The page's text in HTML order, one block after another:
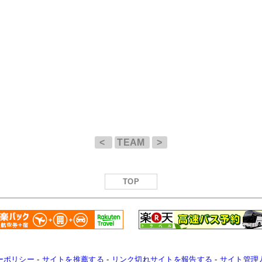
< TEAM >
TOP
ポリシー - サイトを推薦する - リンク切れサイトを報告する - サイト管理